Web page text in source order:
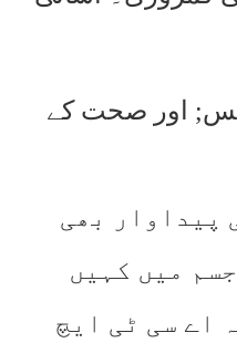
اور صحت کے
پیداوار بھی
میں کہیں
اے سی ٹی ایچ